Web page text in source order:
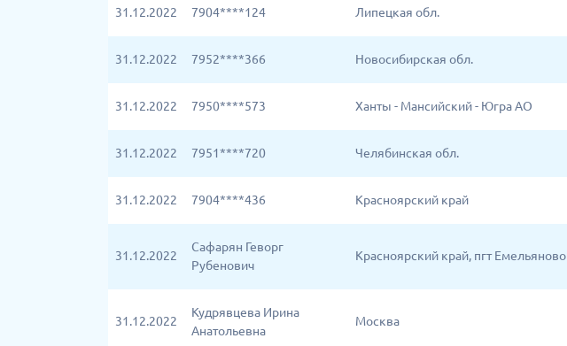
31.12.2022 7904****124 Липецкая обл.
31.12.2022 7952****366 Новосибирская обл.
31.12.2022 7950****573 Ханты - Мансийский - Югра АО
31.12.2022 7951****720 Челябинская обл.
31.12.2022 7904****436 Красноярский край
31.12.2022
Сафарян Геворг
Рубенович
Красноярский край, пгт Емельяново
31.12.2022
Кудрявцева Ирина
Анатольевна
Москва